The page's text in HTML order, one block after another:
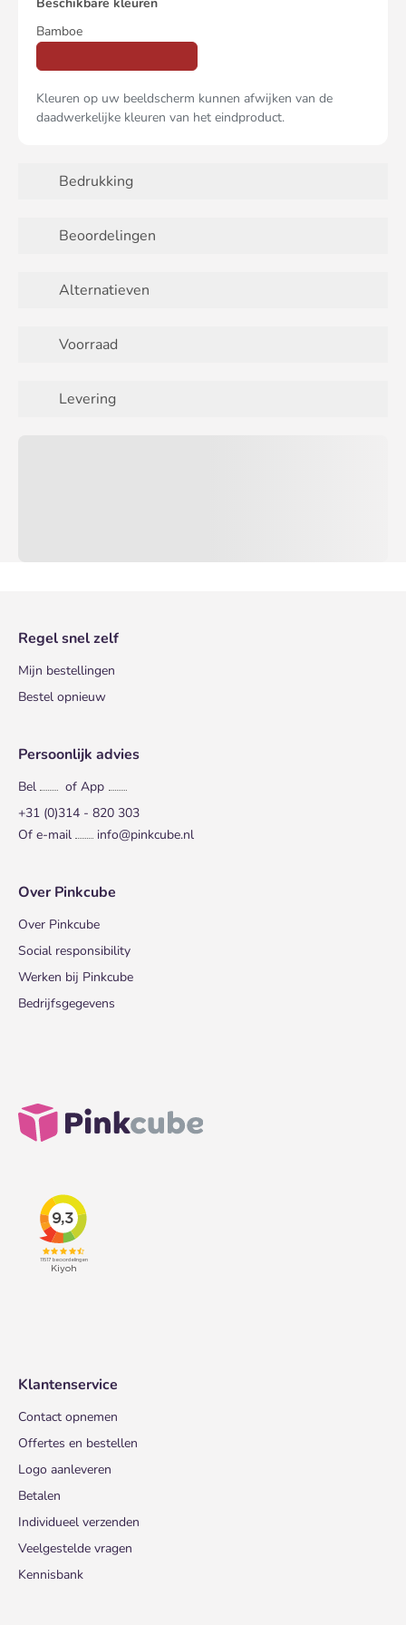
Bamboe
Kleuren op uw beeldscherm kunnen afwijken van de
daadwerkelijke kleuren van het eindproduct.
Bedrukking
Beoordelingen
Alternatieven
Voorraad
Levering
Regel snel zelf
Mijn bestellingen
Bestel opnieuw
Persoonlijk advies
Bel
of App
+31 (0)314 - 820 303
Of e-mail
info@pinkcube.nl
Over Pinkcube
Over Pinkcube
Social responsibility
Werken bij Pinkcube
Bedrijfsgegevens
Klantenservice
Contact opnemen
Offertes en bestellen
Logo aanleveren
Betalen
Individueel verzenden
Veelgestelde vragen
Kennisbank